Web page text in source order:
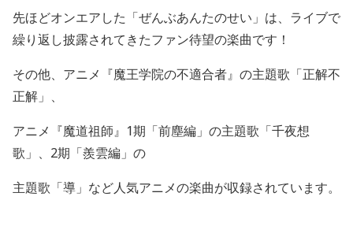
先ほどオンエアした「ぜんぶあんたのせい」は、ライブで
繰り返し披露されてきたファン待望の楽曲です！
その他、アニメ『魔王学院の不適合者』の主題歌「正解不
正解」、
アニメ『魔道祖師』1期「前塵編」の主題歌「千夜想
歌」、2期「羨雲編」の
主題歌「導」など人気アニメの楽曲が収録されています。